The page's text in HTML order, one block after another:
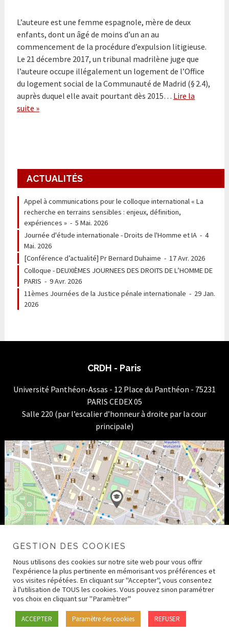
L’auteure est une femme espagnole, mère de deux
enfants, dont un âgé de moins d’un an au
commencement de la procédure d’expulsion litigieuse.
Le 21 décembre 2017, un tribunal madrilène juge que
l’auteure occupe illégalement un logement de l’Office
du logement social de la Communauté de Madrid (§ 2.4),
auprès duquel elle avait pourtant dès 2015… Lire la
suite »
ACTUALITÉS
Appel à communications pour le colloque international « La
recherche en terrains sensibles : enjeux, définition,
expériences »- 5 Mai. 2026
Journée d'étude internationale - Droits de l'Homme et IA- 4
Mai. 2026
[Conférence d’actualité] Pr Bernard Duhaime - 17 Avr. 2026
Colloque - DEUXIÈMES JOURNEES DES DROITS DE L’HOMME DE
PARIS - 9 Avr. 2026
11èmes Journées de la Justice pénale internationale - 29 Jan.
2026
CRDH - Paris
Université Panthéon-Assas - 12 Place du Panthéon - 75231
PARIS CEDEX 05
Salle 220 (par l’escalier d’honneur à droite par la cour
principale)
© 2026 CRDH – Paris Human Rights Center –Mentions
légales
–Crédits–Politique de confidentialité
GESTION DES COOKIES
Nous utilisons des cookies sur notre site web pour vous offrir
l'expérience la plus pertinente en mémorisant vos préférences et
vos visites répétées. En cliquant sur "Accepter", vous consentez
à l'utilisation de TOUS les cookies. Vous pouvez sinon paramétrer
vos choix en cliquant sur "Paramètrer"
ACCEPTER Paramètre des cookies REFUSER